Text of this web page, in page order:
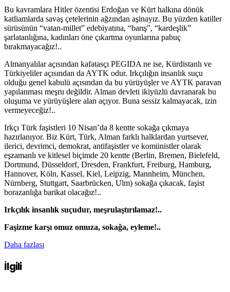
Bu kavramlara Hitler özentisi Erdoğan ve Kürt halkına dönük
katliamlarda savaş çetelerinin ağzından aşinayız. Bu yüzden katiller
sürüsünün “vatan-millet” edebiyatına, “barış”, “kardeşlik”
şarlatanlığına, kadınları öne çıkartma oyunlarına pabuç
bırakmayacağız!..
Almanyalılar açısından kafatasçı PEGIDA ne ise, Kürdistanlı ve
Türkiyeliler açısından da AYTK odur. Irkçılığın insanlık suçu
olduğu genel kabulü açısından da bu yürüyüşler ve AYTK paravan
yapılanması meşru değildir. Alman devleti ikiyüzlü davranarak bu
oluşuma ve yürüyüşlere alan açıyor. Buna sessiz kalmayacak, izin
vermeyeceğiz!..
Irkçı Türk faşistleri 10 Nisan’da 8 kentte sokağa çıkmaya
hazırlanıyor. Biz Kürt, Türk, Alman farklı halklardan yurtsever,
ilerici, devrimci, demokrat, antifaşistler ve komünistler olarak
eşzamanlı ve kitlesel biçimde 20 kentte (Berlin, Bremen, Bielefeld,
Dortmund, Düsseldorf, Dresden, Frankfurt, Freiburg, Hamburg,
Hannover, Köln, Kassel, Kiel, Leipzig, Mannheim, München,
Nürnberg, Stuttgart, Saarbrücken, Ulm) sokağa çıkacak, faşist
borazanlığa barikat olacağız!..
Irkçılık insanlık suçudur, meşrulaştırılamaz!..
Faşizme karşı omuz omuza, sokağa, eyleme!..
Daha fazlası
İlgili